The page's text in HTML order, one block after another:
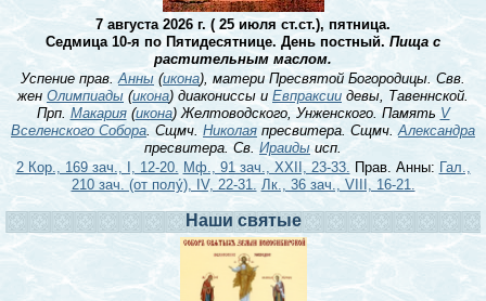
7 августа 2026 г. ( 25 июля ст.ст.), пятница.
Седмица 10-я по Пятидесятнице. День постный. Пища с
растительным маслом.
Успение прав.Анны (икона), матери Пресвятой Богородицы. Свв.
жен Олимпиады (икона) диакониссы и Евпраксии девы, Тавеннской.
Прп.Макария(икона) Желтоводского, Унженского. Память V
Вселенского Собора. Сщмч. Николая пресвитера. Сщмч.Александра
пресвитера. Св. Ираидыисп.
2 Кор., 169 зач., I, 12-20. Мф., 91 зач., XXII, 23-33. Прав. Анны: Гал.,
210 зач. (от полу́), IV, 22-31. Лк., 36 зач., VIII, 16-21.
Наши святые